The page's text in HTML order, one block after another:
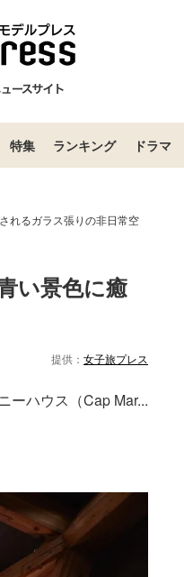
特集 ランキング ドラマ
れるガラス張りの非日常空
い景色に癒
提供： 女子旅プレス
ーハウス（Cap Mar...